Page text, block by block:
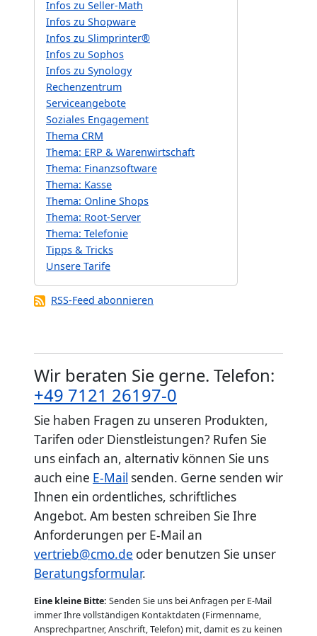
Infos zu Seller-Math
Infos zu Shopware
Infos zu Slimprinter®
Infos zu Sophos
Infos zu Synology
Rechenzentrum
Serviceangebote
Soziales Engagement
Thema CRM
Thema: ERP & Warenwirtschaft
Thema: Finanzsoftware
Thema: Kasse
Thema: Online Shops
Thema: Root-Server
Thema: Telefonie
Tipps & Tricks
Unsere Tarife
RSS-Feed abonnieren
Wir beraten Sie gerne. Telefon:
+49 7121 26197-0
Sie haben Fragen zu unseren Produkten,
Tarifen oder Dienstleistungen? Rufen Sie
uns einfach an, alternativ können Sie uns
auch eine E-Mail senden. Gerne senden wir
Ihnen ein ordentliches, schriftliches
Angebot. Am besten schreiben Sie Ihre
Anforderungen per E-Mail an
vertrieb@cmo.de oder benutzen Sie unser
Beratungsformular.
Eine kleine Bitte: Senden Sie uns bei Anfragen per E-Mail
immer Ihre vollständigen Kontaktdaten (Firmenname,
Ansprechpartner, Anschrift, Telefon) mit, damit es zu keinen